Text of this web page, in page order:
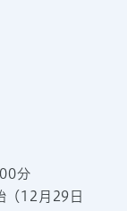
00分
（12月29日